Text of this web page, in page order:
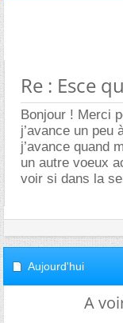
Re : Esce
Bonjour ! Merci
j’avance un peu
j’avance quand
un autre voeux
voir si dans la
Aujourd'hui
A